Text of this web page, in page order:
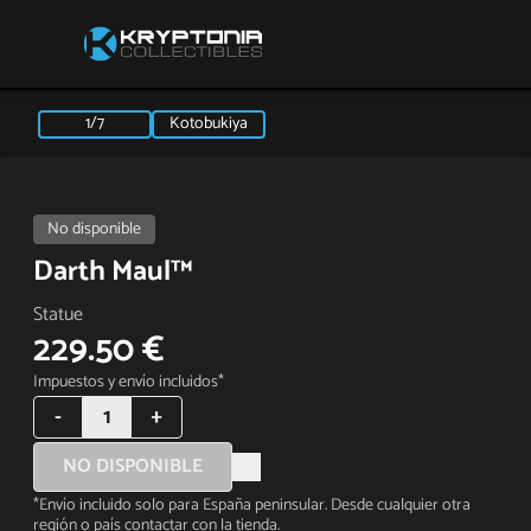
1/7 Kotobukiya
No disponible
Darth Maul™
Statue
229.50 €
Impuestos y envío incluidos*
- 1 +
NO DISPONIBLE
*Envío incluido solo para España peninsular. Desde cualquier otra
región o país contactar con la tienda.